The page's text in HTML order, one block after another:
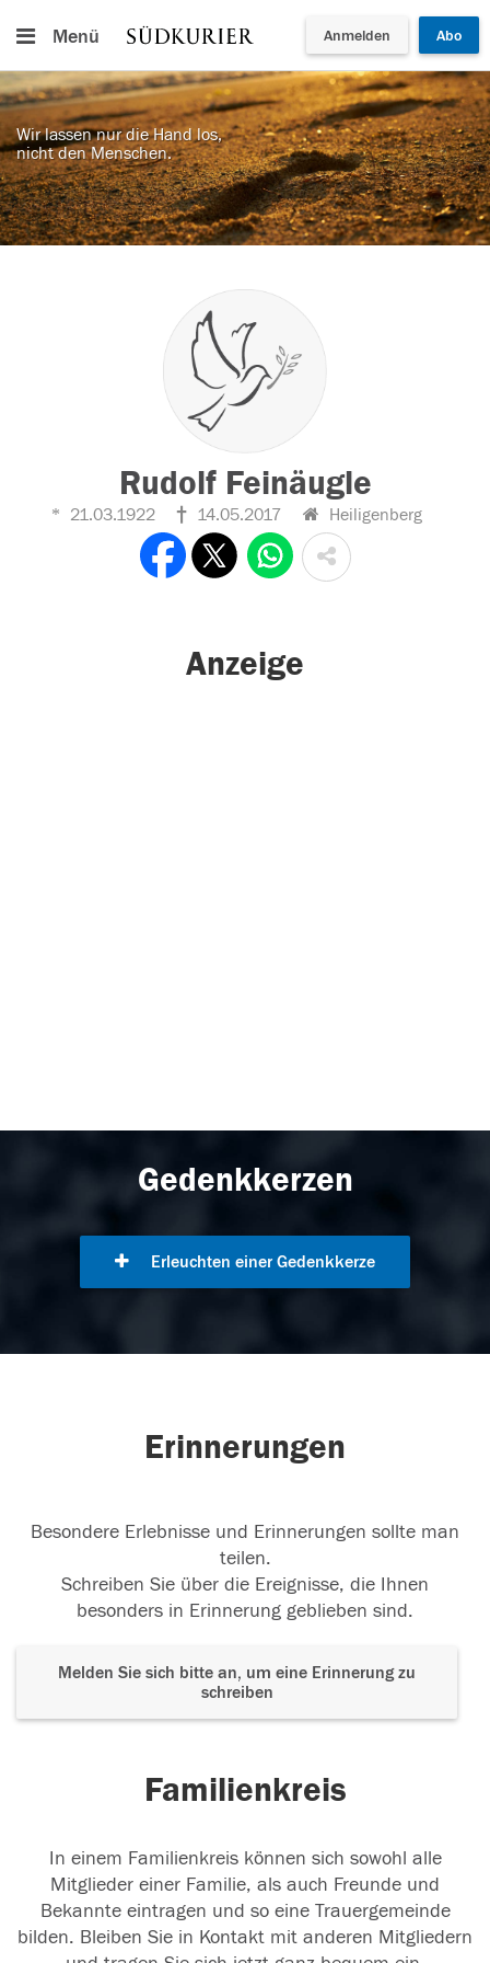
Menü Anmelden Abo
Wir lassen nur die Hand los,
nicht den Menschen.
Rudolf Feinäugle
21.03.1922 14.05.2017 Heiligenberg
Anzeige
Gedenkkerzen
Erleuchten einer Gedenkkerze
Erinnerungen
Besondere Erlebnisse und Erinnerungen sollte man
teilen.
Schreiben Sie über die Ereignisse, die Ihnen
besonders in Erinnerung geblieben sind.
Melden Sie sich bitte an, um eine Erinnerung zu
schreiben
Familienkreis
In einem Familienkreis können sich sowohl alle
Mitglieder einer Familie, als auch Freunde und
Bekannte eintragen und so eine Trauergemeinde
bilden. Bleiben Sie in Kontakt mit anderen Mitgliedern